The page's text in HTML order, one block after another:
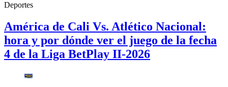
Deportes
América de Cali Vs. Atlético Nacional:
hora y por dónde ver el juego de la fecha
4 de la Liga BetPlay II-2026